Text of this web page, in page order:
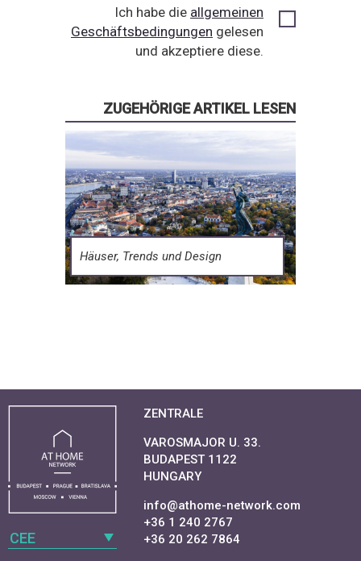
Ich habe die allgemeinen
Geschäftsbedingungen gelesen
und akzeptiere diese.
ZUGEHÖRIGE ARTIKEL LESEN
Häuser, Trends und Design
CEE
ZENTRALE
VAROSMAJOR U. 33.
BUDAPEST 1122
HUNGARY
info@athome-network.com
+36 1 240 2767
+36 20 262 7864